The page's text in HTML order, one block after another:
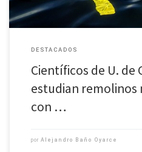
DESTACADOS
Científicos de U. de
estudian remolinos
con …
por Alejandro Baño Oyarce